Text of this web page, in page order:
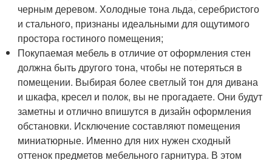
черным деревом. Холодные тона льда, серебристого
и стального, признаны идеальными для ощутимого
простора гостиного помещения;
Покупаемая мебель в отличие от оформления стен
должна быть другого тона, чтобы не потеряться в
помещении. Выбирая более светлый тон для дивана
и шкафа, кресел и полок, вы не прогадаете. Они будут
заметны и отлично впишутся в дизайн оформления
обстановки. Исключение составляют помещения
миниатюрные. Именно для них нужен сходный
оттенок предметов мебельного гарнитура. В этом